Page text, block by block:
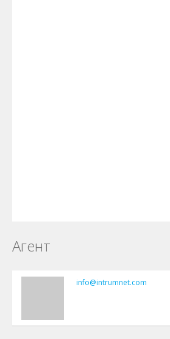
Агент
info@intrumnet.com